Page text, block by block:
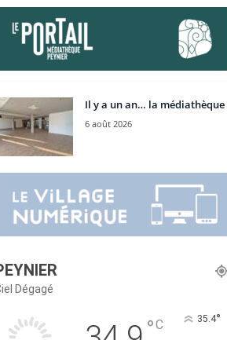
Il y a un an… la médiathèque
6 août 2026
Dégagé
°C 35.4°